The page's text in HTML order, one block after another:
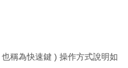
稱為快速鍵 ) 操作方式說明如